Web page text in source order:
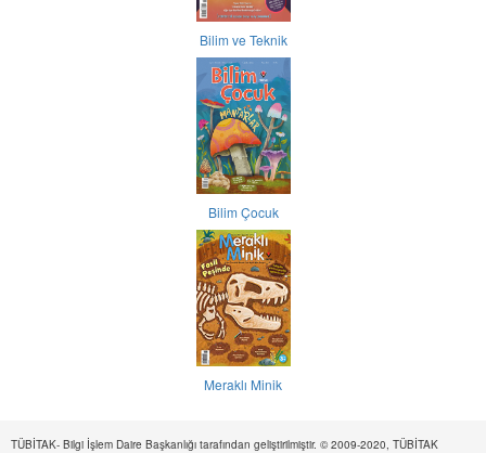
Bilim ve Teknik
Bilim Çocuk
Meraklı Minik
TÜBİTAK- Bilgi İşlem Daire Başkanlığı tarafından geliştirilmiştir. © 2009-2020, TÜBİTAK